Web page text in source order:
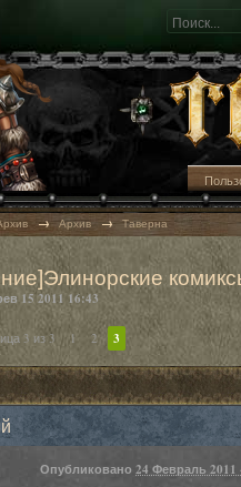
→ Архив → Таверна
15 2011 16:43
3 из 3 1 2 3
Опубликовано 24 Февраль 2011